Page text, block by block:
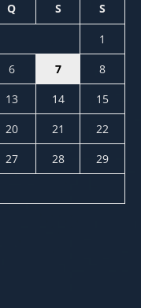
Q S S
1
6 7
8
13 14
15
20 21
22
27 28
29